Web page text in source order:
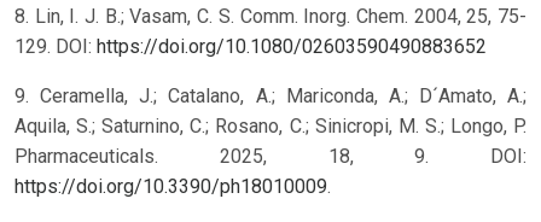
8. Lin, I. J. B.; Vasam, C. S. Comm. Inorg. Chem. 2004, 25, 75-
129. DOI: https://doi.org/10.1080/02603590490883652
9. Ceramella, J.; Catalano, A.; Mariconda, A.; D´Amato, A.;
Aquila, S.; Saturnino, C.; Rosano, C.; Sinicropi, M. S.; Longo, P.
Pharmaceuticals. 2025, 18, 9. DOI:
https://doi.org/10.3390/ph18010009.